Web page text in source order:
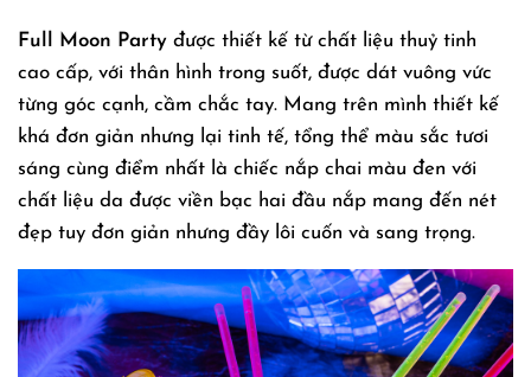
Full Moon Party được thiết kế từ chất liệu thuỷ tinh
cao cấp, với thân hình trong suốt, được dát vuông vức
từng góc cạnh, cầm chắc tay. Mang trên mình thiết kế
khá đơn giản nhưng lại tinh tế, tổng thể màu sắc tươi
sáng cùng điểm nhất là chiếc nắp chai màu đen với
chất liệu da được viền bạc hai đầu nắp mang đến nét
đẹp tuy đơn giản nhưng đầy lôi cuốn và sang trọng.